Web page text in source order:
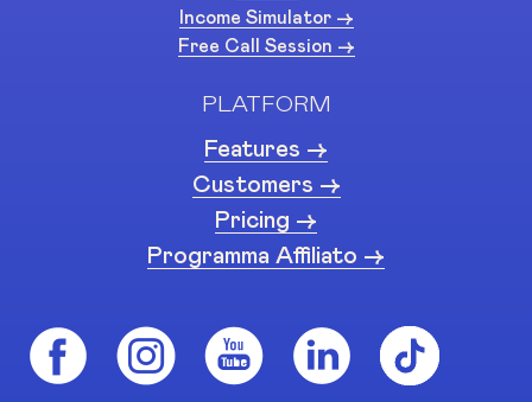
Income Simulator ->
Free Call Session ->
PLATFORM
Features ->
Customers ->
Pricing ->
Programma Affiliato ->